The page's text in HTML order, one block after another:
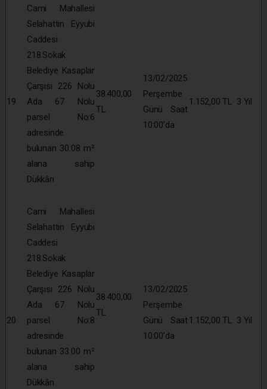
19
Cami Mahallesi
Selahattin Eyyubi
Caddesi
218.Sokak
Belediye Kasaplar
Çarşısı 226 Nolu
Ada 67 Nolu
parsel No:6
adresinde
bulunan 30.08 m²
alana sahip
Dükkân
38.400,00
TL
13/02/2025
Perşembe
Günü Saat
10:00’da
1.152,00 TL 3 Yıl
20
Cami Mahallesi
Selahattin Eyyubi
Caddesi
218.Sokak
Belediye Kasaplar
Çarşısı 226 Nolu
Ada 67 Nolu
parsel No:8
adresinde
bulunan 33.00 m²
alana sahip
Dükkân
38.400,00
TL
13/02/2025
Perşembe
Günü Saat
10:00’da
1.152,00 TL 3 Yıl